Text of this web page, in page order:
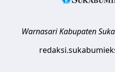
Warnasari Kabupaten